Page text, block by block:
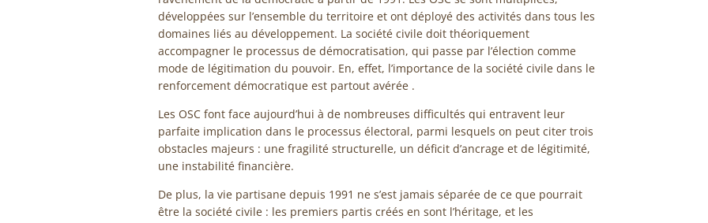
développées sur l’ensemble du territoire et ont déployé des activités dans tous les
domaines liés au développement. La société civile doit théoriquement
accompagner le processus de démocratisation, qui passe par l’élection comme
mode de légitimation du pouvoir. En, effet, l’importance de la société civile dans le
renforcement démocratique est partout avérée .
Les OSC font face aujourd’hui à de nombreuses difficultés qui entravent leur
parfaite implication dans le processus électoral, parmi lesquels on peut citer trois
obstacles majeurs : une fragilité structurelle, un déficit d’ancrage et de légitimité,
une instabilité financière.
De plus, la vie partisane depuis 1991 ne s’est jamais séparée de ce que pourrait
être la société civile : les premiers partis créés en sont l’héritage, et les